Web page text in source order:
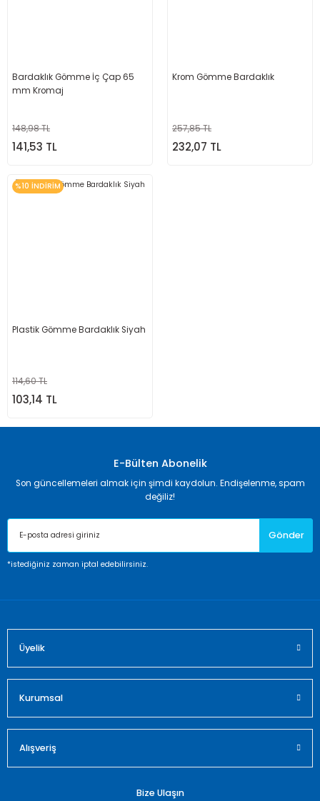
Bardaklık Gömme İç Çap 65
mm Kromaj
148,98 TL
141,53 TL
Krom Gömme Bardaklık
257,85 TL
232,07 TL
%10 İNDİRİM
Plastik Gömme Bardaklık Siyah
114,60 TL
103,14 TL
E-Bülten Abonelik
Son güncellemeleri almak için şimdi kaydolun. Endişelenme, spam
değiliz!
Gönder
*istediğiniz zaman iptal edebilirsiniz.
Üyelik
Kurumsal
Alışveriş
Bize Ulaşın